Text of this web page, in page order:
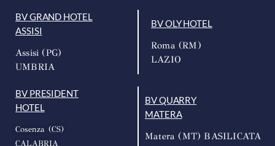
BV GRAND HOTEL
ASSISI
Assisi (PG)
UMBRIA
BV OLY HOTEL
Roma (RM)
LAZIO
BV PRESIDENT
HOTEL
Cosenza (CS)
CALABRIA
BV QUARRY
MATERA
Matera (MT) BASILICATA